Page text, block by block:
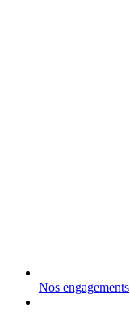
Nos engagements